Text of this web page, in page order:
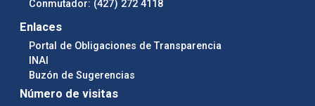
Conmutador: (427) 272 4118
Enlaces
Portal de Obligaciones de Transparencia
INAI
Buzón de Sugerencias
Número de visitas